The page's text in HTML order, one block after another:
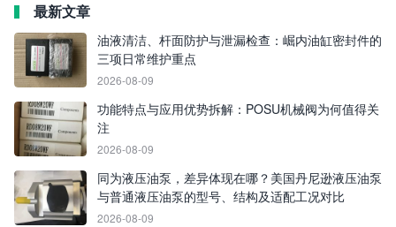
最新文章
油液清洁、杆面防护与泄漏检查：崛内油缸密封件的
三项日常维护重点
2026-08-09
功能特点与应用优势拆解：POSU机械阀为何值得关
注
2026-08-09
同为液压油泵，差异体现在哪？美国丹尼逊液压油泵
与普通液压油泵的型号、结构及适配工况对比
2026-08-09